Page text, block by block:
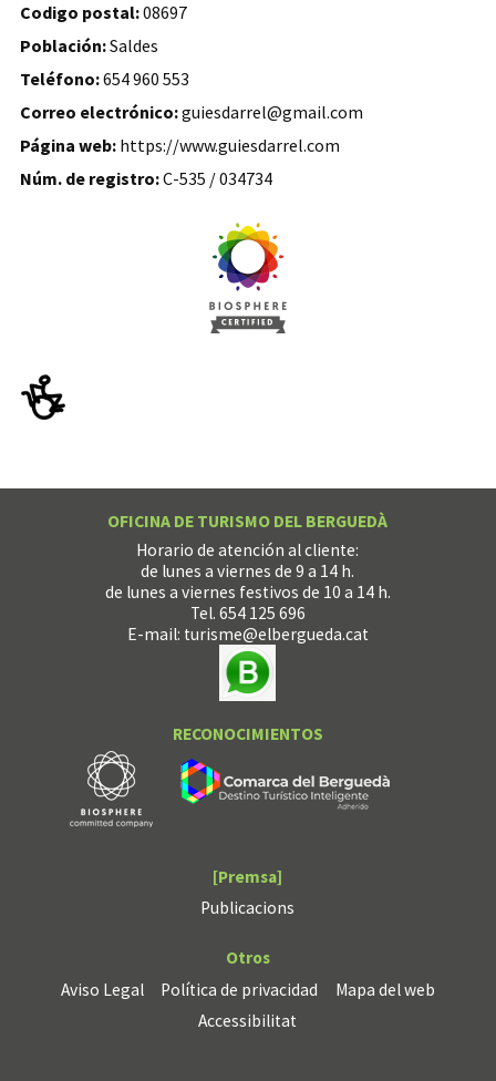
Codigo postal:08697
Población:Saldes
Teléfono:654 960 553
Correo electrónico:guiesdarrel@gmail.com
Página web: https://www.guiesdarrel.com
Núm. de registro:C-535 / 034734
OFICINA DE TURISMO DEL BERGUEDÀ
Horario de atención al cliente:
de lunes a viernes de 9 a 14 h.
de lunes a viernes festivos de 10 a 14 h.
Tel. 654 125 696
E-mail: turisme@elbergueda.cat
RECONOCIMIENTOS
[Premsa]
Publicacions
Otros
Aviso Legal
Política de privacidad
Mapa del web
Accessibilitat